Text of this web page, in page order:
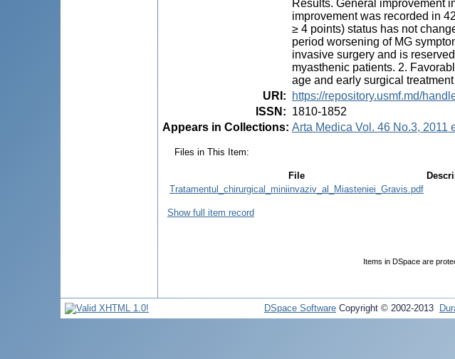
Results. General improvement
improvement was recorded in
≥ 4 points) status has not
period worsening of MG
invasive surgery and is
myasthenic patients. 2.
age and early surgical
URI :
https://repository.usmf.md/
ISSN : 1810-1852
Appears in Collections: Arta Medica Vol. 46 No.3, 2011
Files in This Item:
File
Tratamentul_chirurgical_miniinvaziv_al_Miasteniei_Gravis.pdf
Show full item record
Items in DSpace are
DSpace Software Copyright © 2002-2013